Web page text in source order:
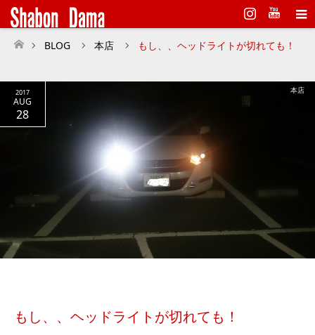
Instagram
ホーム
BLOG 本店 もし、、ヘッドライトが切れても！
2017
AUG
28
本店
もし、、ヘッドライトが切れても！